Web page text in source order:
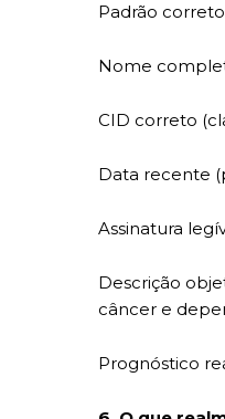
Padrão
Nome
CID correto
Data recente
Assinatura
Descrição
câncer e
Prognóstico